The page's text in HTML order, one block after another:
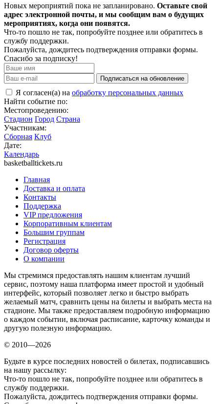
Новых мероприятий пока не запланировано. Оставьте свой
адрес электронной почты, и мы сообщим вам о будущих
мероприятиях, когда они появятся.
Что-то пошло не так, попробуйте позднее или обратитесь в
службу поддержки.
Пожалуйста, дождитесь подтверждения отправки формы.
Спасибо за подписку!
Подписаться на обновление
Я согласен(а) на обработку персональных данных
Найти событие по:
Местопроведению:
Стадион Город Страна
Участникам:
Сборная Клуб
Дате:
Календарь
basketballtickets.ru
Главная
Доставка и оплата
Контакты
Поддержка
VIP предложения
Корпоративным клиентам
Большим группам
Регистрация
Договор оферты
О компании
Мы стремимся предоставлять нашим клиентам лучший
сервис, поэтому наша платформа имеет простой и удобный
интерфейс, который позволяет легко и быстро выбрать
желаемый матч, сравнить цены на билеты и выбрать места на
стадионе. Мы также предоставляем подробную информацию
о каждом событии, включая расписание, карточку команды и
другую полезную информацию.
© 2010—2026
Будьте в курсе последних новостей о билетах, подписавшись
на нашу рассылку:
Что-то пошло не так, попробуйте позднее или обратитесь в
службу поддержки.
Пожалуйста, дождитесь подтверждения отправки формы.